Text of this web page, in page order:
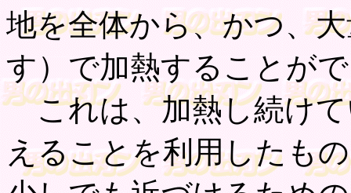
地を全体から、かつ、
す）で加熱することが
これは、加熱し続けて
えることを利用したも